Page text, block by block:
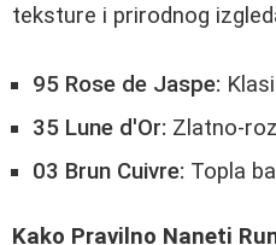
teksture i prirodnog
95 Rose de Jaspe:
35 Lune d'Or: Zlatno-
03 Brun Cuivre: Topla
Kako Pravilno Naneti